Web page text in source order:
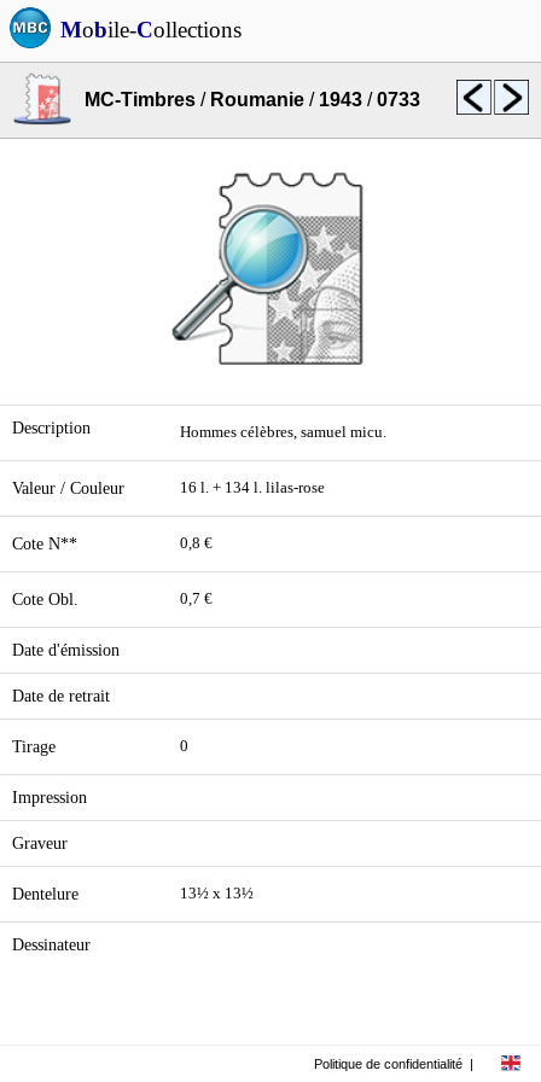
Mobile-Collections
MC-Timbres / Roumanie / 1943 /0733
Description Hommes célèbres, samuel micu.
Valeur / Couleur 16 l. + 134 l. lilas-rose
Cote N** 0,8 €
Cote Obl. 0,7 €
Date d'émission
Date de retrait
Tirage 0
Impression
Graveur
Dentelure 13½ x 13½
Dessinateur
Politique de confidentialité |